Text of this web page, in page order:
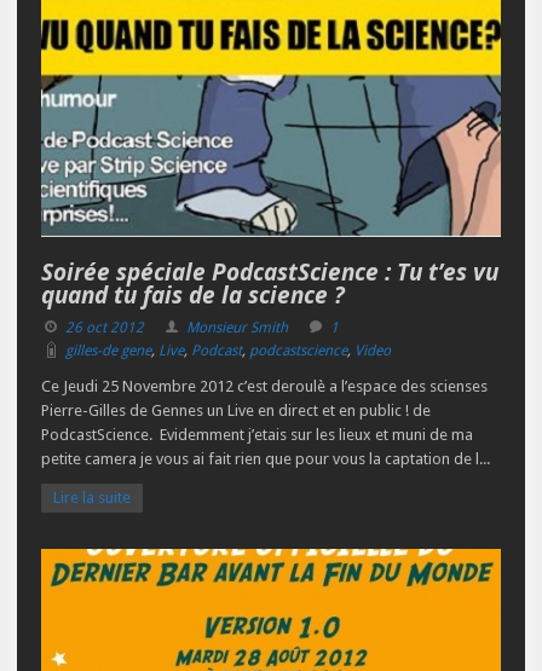
Soirée spéciale PodcastScience : Tu t’es vu
quand tu fais de la science ?
26 oct 2012 Monsieur Smith
1
gilles-de gene, Live, Podcast, podcastscience, Video
Ce Jeudi 25 Novembre 2012 c’est deroulè a l’espace des scienses
Pierre-Gilles de Gennes un Live en direct et en public ! de
PodcastScience. Evidemment j’etais sur les lieux et muni de ma
petite camera je vous ai fait rien que pour vous la captation de l...
Lire la suite